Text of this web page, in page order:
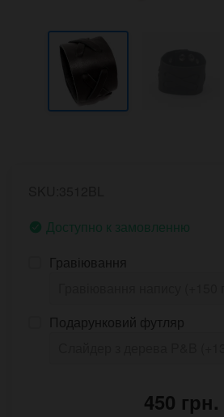
Доступно к замовленню
Гравіювання
Подарунковий футляр
450 грн.